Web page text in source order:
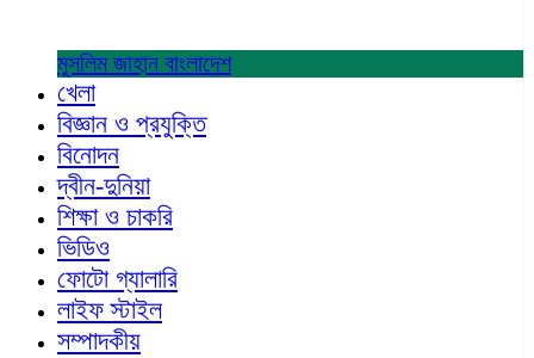
মুসলিম জাহান বাংলাদেশ
খেলা
বিজ্ঞান ও প্রযুক্তি
বিনোদন
দ্বীন-দুনিয়া
শিক্ষা ও চাকরি
ভিডিও
ফোটো গ্যালারি
লাইফ স্টাইল
সম্পাদকীয়